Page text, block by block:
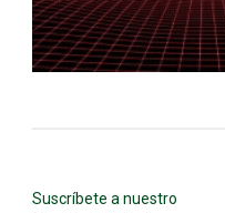
Suscríbete a nuestro